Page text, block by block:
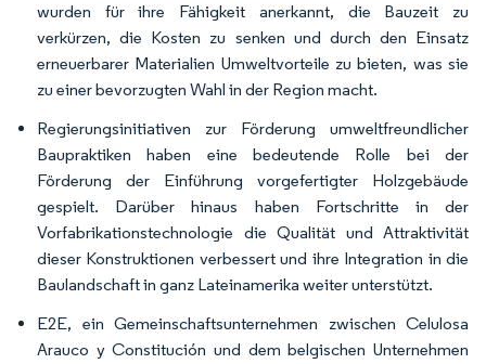
wurden für ihre Fähigkeit anerkannt, die Bauzeit zu
verkürzen, die Kosten zu senken und durch den Einsatz
erneuerbarer Materialien Umweltvorteile zu bieten, was sie
zu einer bevorzugten Wahl in der Region macht.
Regierungsinitiativen zur Förderung umweltfreundlicher
Baupraktiken haben eine bedeutende Rolle bei der
Förderung der Einführung vorgefertigter Holzgebäude
gespielt. Darüber hinaus haben Fortschritte in der
Vorfabrikationstechnologie die Qualität und Attraktivität
dieser Konstruktionen verbessert und ihre Integration in die
Baulandschaft in ganz Lateinamerika weiter unterstützt.
E2E, ein Gemeinschaftsunternehmen zwischen Celulosa
Arauco y Constitución und dem belgischen Unternehmen